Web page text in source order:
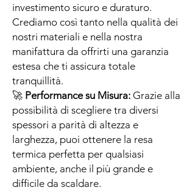
investimento sicuro e duraturo.
Crediamo così tanto nella qualità dei
nostri materiali e nella nostra
manifattura da offrirti una garanzia
estesa che ti assicura totale
tranquillità.
🚀 Performance su Misura: Grazie alla
possibilità di scegliere tra diversi
spessori a parità di altezza e
larghezza, puoi ottenere la resa
termica perfetta per qualsiasi
ambiente, anche il più grande e
difficile da scaldare.